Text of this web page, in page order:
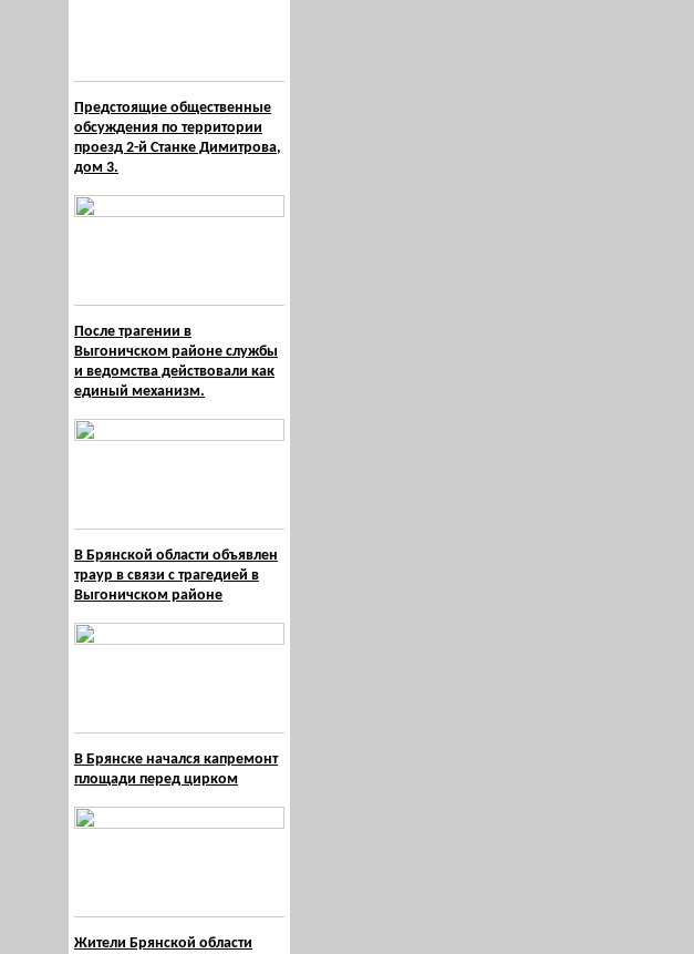
Предстоящие общественные
обсуждения по территории
проезд 2-й Станке Димитрова,
дом 3.
После трагении в
Выгоничском районе службы
и ведомства действовали как
единый механизм.
В Брянской области объявлен
траур в связи с трагедией в
Выгоничском районе
В Брянске начался капремонт
площади перед цирком
Жители Брянской области